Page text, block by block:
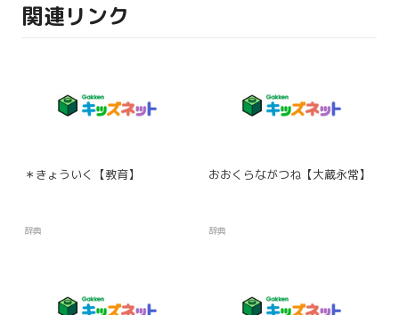
関連リンク
＊きょういく【教育】
辞典
おおくらながつね【大蔵永常】
辞典